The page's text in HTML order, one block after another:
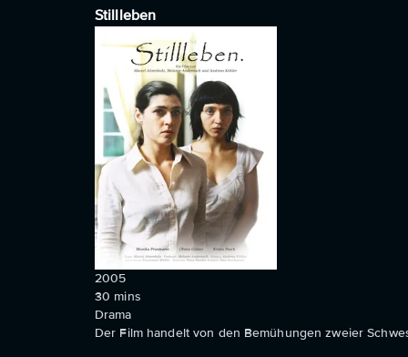
Stillleben
2005
30 mins
Drama
Der Film handelt von den Bemühungen zweier